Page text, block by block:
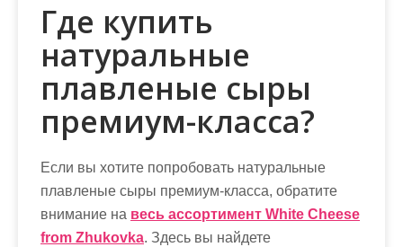
Где купить
натуральные
плавленые сыры
премиум-класса?
Если вы хотите попробовать натуральные
плавленые сыры премиум-класса, обратите
внимание на весь ассортимент White Cheese
from Zhukovka. Здесь вы найдете